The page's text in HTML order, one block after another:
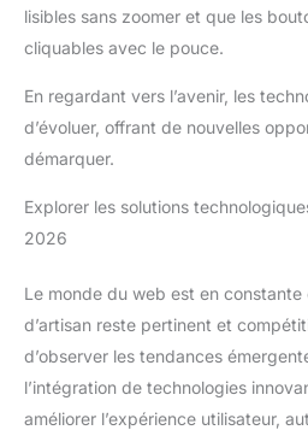
lisibles sans zoomer et que les
cliquables avec le pouce.
En regardant vers l’avenir, les
d’évoluer, offrant de nouvelles
démarquer.
Explorer les solutions
2026
Le monde du web est en constante
d’artisan reste pertinent et
d’observer les tendances
l’intégration de technologies
améliorer l’expérience utilisateur,